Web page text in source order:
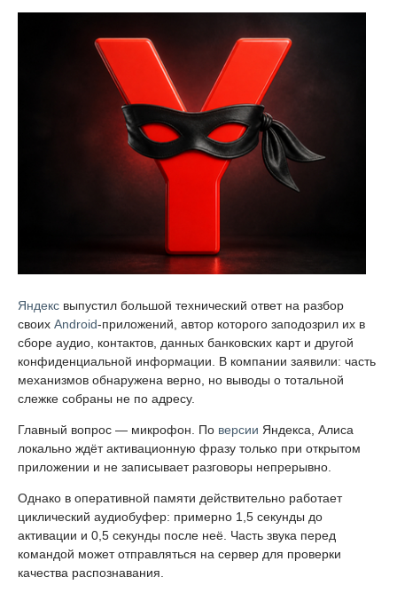
Яндекс выпустил большой технический ответ на разбор
своих Android-приложений, автор которого заподозрил их в
сборе аудио, контактов, данных банковских карт и другой
конфиденциальной информации. В компании заявили: часть
механизмов обнаружена верно, но выводы о тотальной
слежке собраны не по адресу.
Главный вопрос — микрофон. По версии Яндекса, Алиса
локально ждёт активационную фразу только при открытом
приложении и не записывает разговоры непрерывно.
Однако в оперативной памяти действительно работает
циклический аудиобуфер: примерно 1,5 секунды до
активации и 0,5 секунды после неё. Часть звука перед
командой может отправляться на сервер для проверки
качества распознавания.